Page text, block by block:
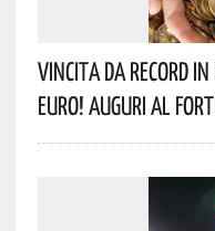
Vincita Da Record
Euro! Auguri Al